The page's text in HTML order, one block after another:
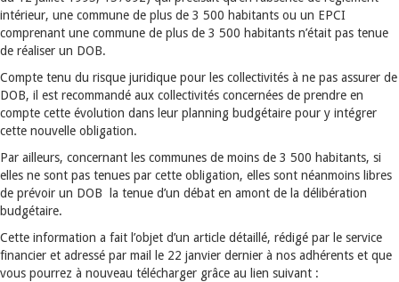
intérieur, une commune de plus de 3 500 habitants ou un EPCI
comprenant une commune de plus de 3 500 habitants n’était pas tenue
de réaliser un DOB.
Compte tenu du risque juridique pour les collectivités à ne pas assurer de
DOB, il est recommandé aux collectivités concernées de prendre en
compte cette évolution dans leur planning budgétaire pour y intégrer
cette nouvelle obligation.
Par ailleurs, concernant les communes de moins de 3 500 habitants, si
elles ne sont pas tenues par cette obligation, elles sont néanmoins libres
de prévoir un DOB la tenue d’un débat en amont de la délibération
budgétaire.
Cette information a fait l’objet d’un article détaillé, rédigé par le service
financier et adressé par mail le 22 janvier dernier à nos adhérents et que
vous pourrez à nouveau télécharger grâce au lien suivant :